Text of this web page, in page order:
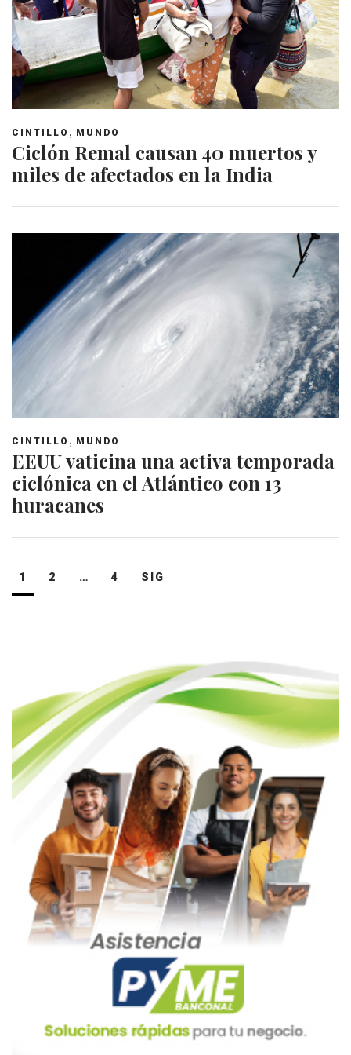
CINTILLO , MUNDO
Ciclón Remal causan 40 muertos y
miles de afectados en la India
CINTILLO , MUNDO
EEUU vaticina una activa temporada
ciclónica en el Atlántico con 13
huracanes
Navegación
de
1 2 … 4 SIG